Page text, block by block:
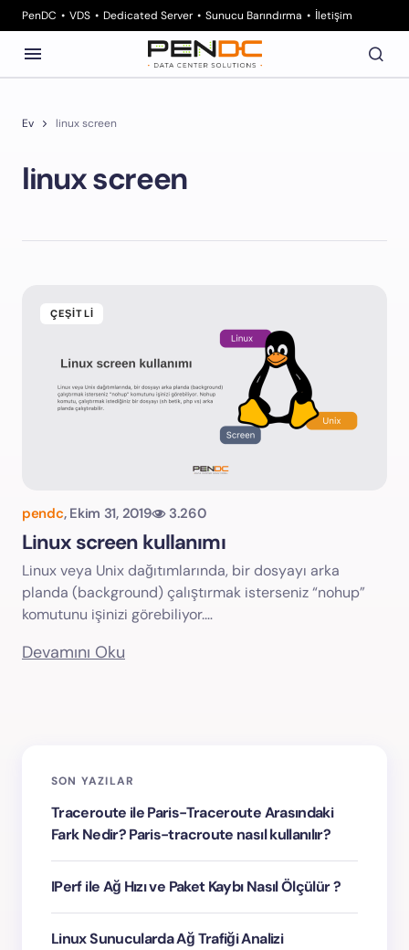
PenDC VDS Dedicated Server Sunucu Barındırma İletişim
Ev linux screen
linux screen
ÇEŞITLI
pendc, Ekim 31, 2019 3.260
Linux screen kullanımı
Linux veya Unix dağıtımlarında, bir dosyayı arka
planda (background) çalıştırmak isterseniz “nohup”
komutunu işinizi görebiliyor.…
Devamını Oku
SON YAZILAR
Traceroute ile Paris-Traceroute Arasındaki
Fark Nedir? Paris-tracroute nasıl kullanılır?
IPerf ile Ağ Hızı ve Paket Kaybı Nasıl Ölçülür ?
Linux Sunucularda Ağ Trafiği Analizi